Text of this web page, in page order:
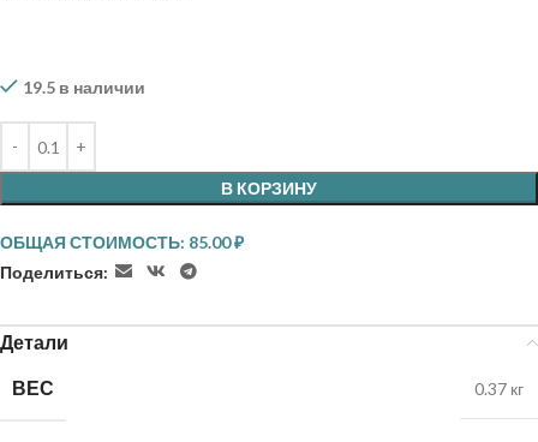
19.5 в наличии
В КОРЗИНУ
ОБЩАЯ СТОИМОСТЬ: 85.00₽
Поделиться:
Детали
ВЕС
0.37 кг